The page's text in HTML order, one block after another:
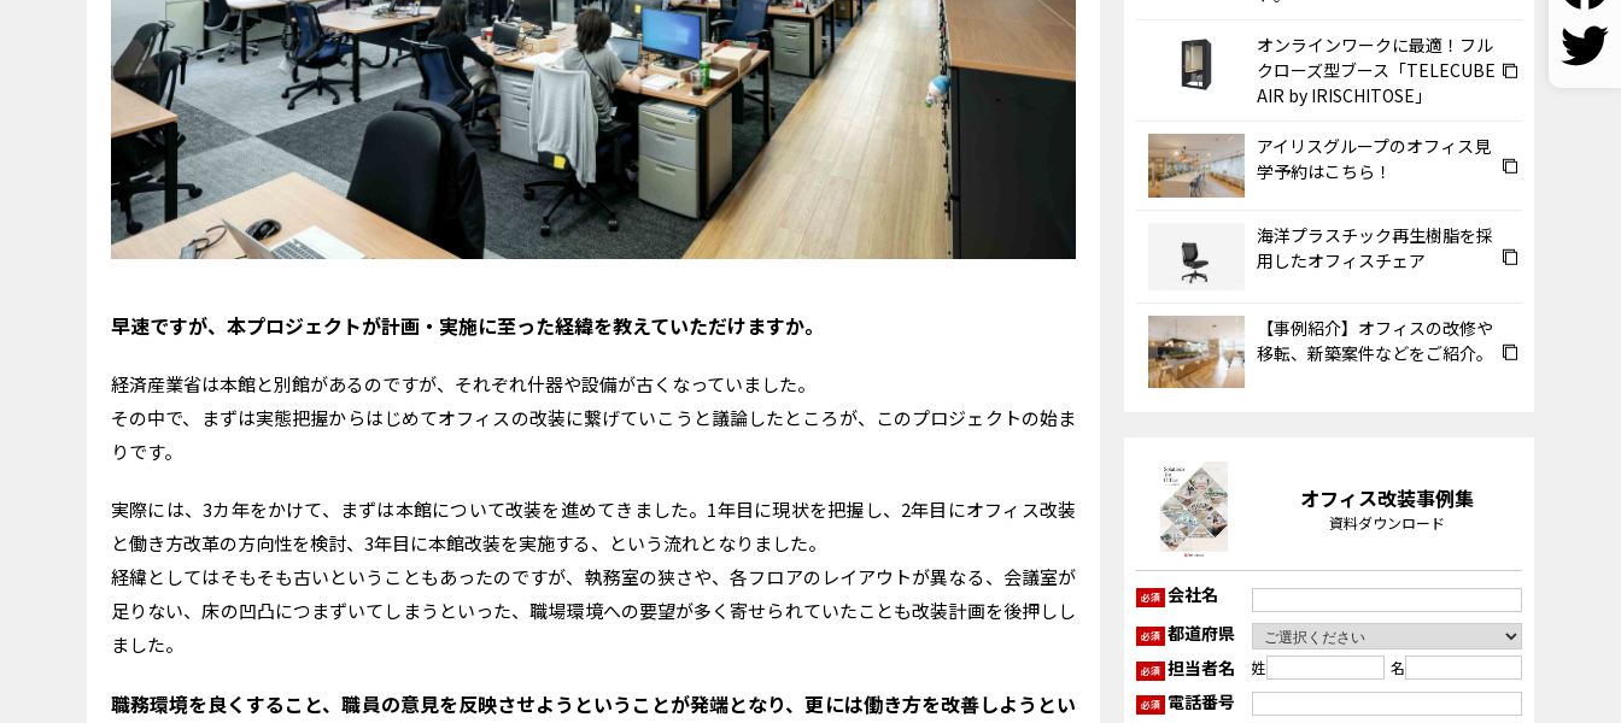
早速ですが、本プロジェクトが計画・実施に至った経緯を教えていただけますか。
経済産業省は本館と別館があるのですが、それぞれ什器や設備が古くなっていました。
その中で、まずは実態把握からはじめてオフィスの改装に繋げていこうと議論したところが、このプロジェクトの始ま
りです。
実際には、3カ年をかけて、まずは本館について改装を進めてきました。1年目に現状を把握し、2年目にオフィス改装
と働き方改革の方向性を検討、3年目に本館改装を実施する、という流れとなりました。
経緯としてはそもそも古いということもあったのですが、執務室の狭さや、各フロアのレイアウトが異なる、会議室が
足りない、床の凹凸につまずいてしまうといった、職場環境への要望が多く寄せられていたことも改装計画を後押しし
ました。
職務環境を良くすること、職員の意見を反映させようということが発端となり、更には働き方を改善しようとい
オンラインワークに最適！フル
クローズ型ブース「TELECUBE
AIR by IRISCHITOSE」
アイリスグループのオフィス見
学予約はこちら！
海洋プラスチック再生樹脂を採
用したオフィスチェア
【事例紹介】オフィスの改修や
移転、新築案件などをご紹介。
オフィス改装事例集
資料ダウンロード
必須 会社名
必須 都道府県
必須 担当者名 姓 名
必須 電話番号